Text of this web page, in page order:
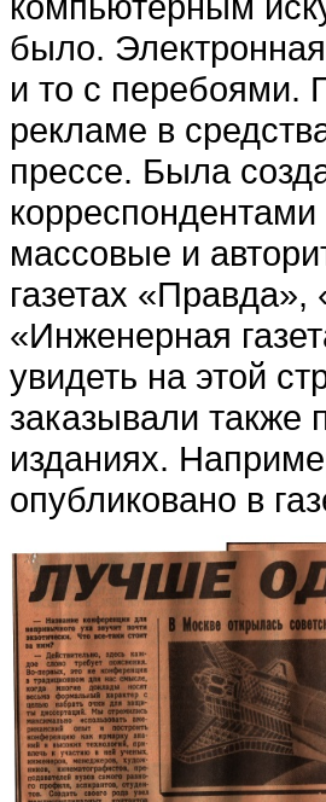
было.
и то с перебоями.
рекламе в
прессе. Была
массовые и
газетах
«Инженерная
увидеть на этой
заказывали также
изданиях.
опубликовано в